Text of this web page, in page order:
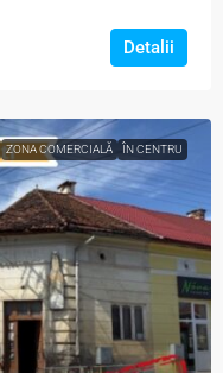
Detalii
ZONA COMERCIALĂ ÎN CENTRU